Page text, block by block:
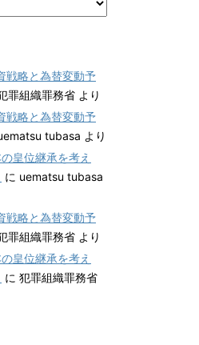
戦略と為替変動予
罪組織罪務省 より
戦略と為替変動予
tubasa より
皇位継承を考え
に uematsu tubasa
戦略と為替変動予
罪組織罪務省 より
皇位継承を考え
に 犯罪組織罪務省